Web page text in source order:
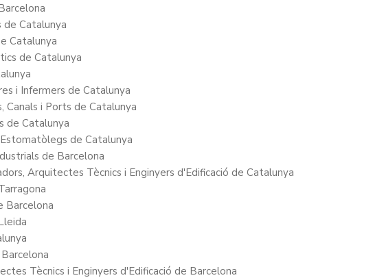
de Catalunya
Catalunya
de Catalunya
i Infermers de Catalunya
Canals i Ports de Catalunya
de Catalunya
de Catalunya
de Barcelona
Arquitectes Tècnics i Enginyers d'Edificació de Catalunya
Barcelona
Tècnics i Enginyers d'Edificació de Barcelona